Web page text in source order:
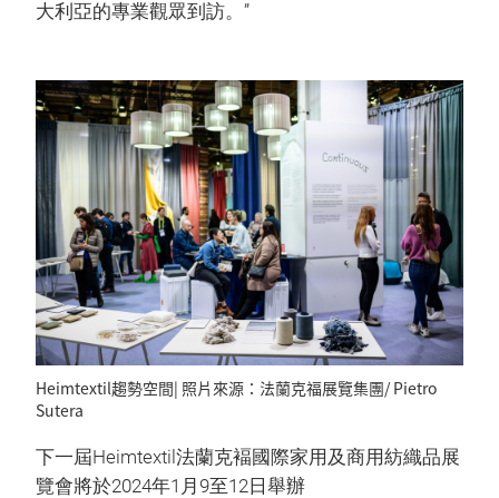
大利亞的專業觀眾到訪。”
Heimtextil趨勢空間| 照片來源：法蘭克福展覽集團/ Pietro
Sutera
下一屆Heimtextil法蘭克褔國際家用及商用紡織品展
覽會將於2024年1月9至12日舉辦